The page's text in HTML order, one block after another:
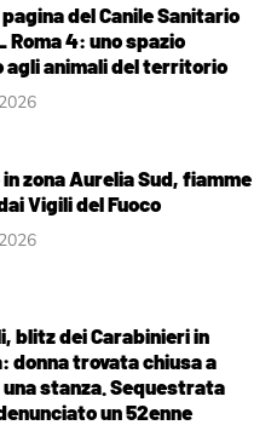
del Canile Sanitario
Roma 4: uno spazio
agli animali del territorio
zona Aurelia Sud, fiamme
Vigili del Fuoco
blitz dei Carabinieri in
donna trovata chiusa a
una stanza. Sequestrata
un 52enne